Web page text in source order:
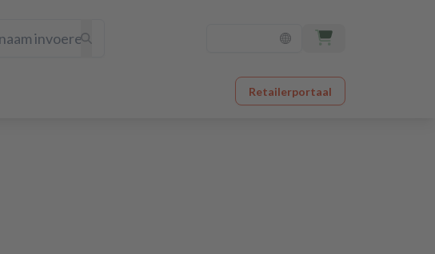
Retailerportaal